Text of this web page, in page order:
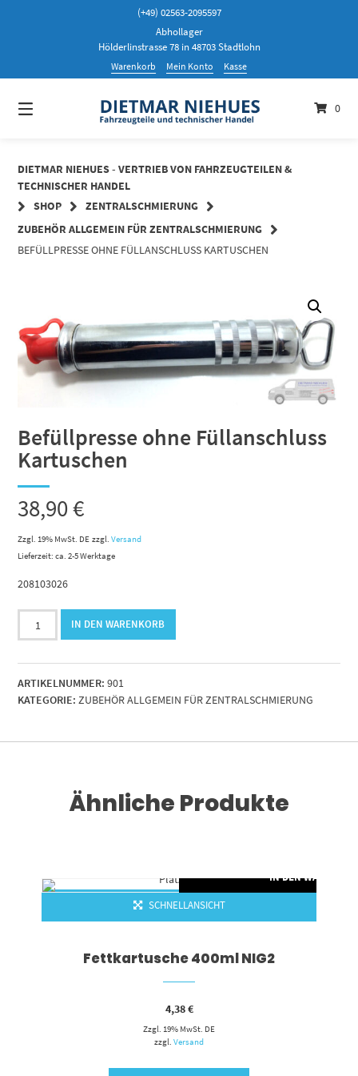
(+49) 02563-2095597
Abhollager
Hölderlinstrasse 78 in 48703 Stadtlohn
Warenkorb Mein Konto Kasse
0
DIETMAR NIEHUES - VERTRIEB VON FAHRZEUGTEILEN &
TECHNISCHER HANDEL
SHOP
ZENTRALSCHMIERUNG
ZUBEHÖR ALLGEMEIN FÜR ZENTRALSCHMIERUNG
BEFÜLLPRESSE OHNE FÜLLANSCHLUSS KARTUSCHEN
Befüllpresse ohne Füllanschluss
Kartuschen
38,90€
Zzgl. 19% MwSt. DE zzgl.Versand
Lieferzeit: ca. 2-5 Werktage
208103026
Befüllpresse
ohne
Kartuschen
Menge
IN DEN WARENKORB
ARTIKELNUMMER: 901
KATEGORIE: ZUBEHÖR ALLGEMEIN FÜR ZENTRALSCHMIERUNG
Ähnliche Produkte
IN DEN
SCHNELLANSICHT
Fettkartusche 400ml NIG2
4,38€
Zzgl. 19% MwSt. DE
zzgl.Versand